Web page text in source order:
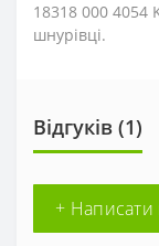
18318 000 4054
шнурівці.
Відгуків (1)
+ Написати